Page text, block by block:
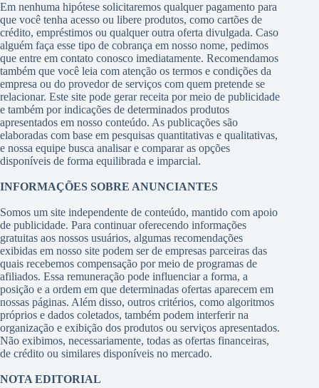
Em nenhuma hipótese solicitaremos qualquer pagamento para
que você tenha acesso ou libere produtos, como cartões de
crédito, empréstimos ou qualquer outra oferta divulgada. Caso
alguém faça esse tipo de cobrança em nosso nome, pedimos
que entre em contato conosco imediatamente. Recomendamos
também que você leia com atenção os termos e condições da
empresa ou do provedor de serviços com quem pretende se
relacionar. Este site pode gerar receita por meio de publicidade
e também por indicações de determinados produtos
apresentados em nosso conteúdo. As publicações são
elaboradas com base em pesquisas quantitativas e qualitativas,
e nossa equipe busca analisar e comparar as opções
disponíveis de forma equilibrada e imparcial.
INFORMAÇÕES SOBRE ANUNCIANTES
Somos um site independente de conteúdo, mantido com apoio
de publicidade. Para continuar oferecendo informações
gratuitas aos nossos usuários, algumas recomendações
exibidas em nosso site podem ser de empresas parceiras das
quais recebemos compensação por meio de programas de
afiliados. Essa remuneração pode influenciar a forma, a
posição e a ordem em que determinadas ofertas aparecem em
nossas páginas. Além disso, outros critérios, como algoritmos
próprios e dados coletados, também podem interferir na
organização e exibição dos produtos ou serviços apresentados.
Não exibimos, necessariamente, todas as ofertas financeiras,
de crédito ou similares disponíveis no mercado.
NOTA EDITORIAL